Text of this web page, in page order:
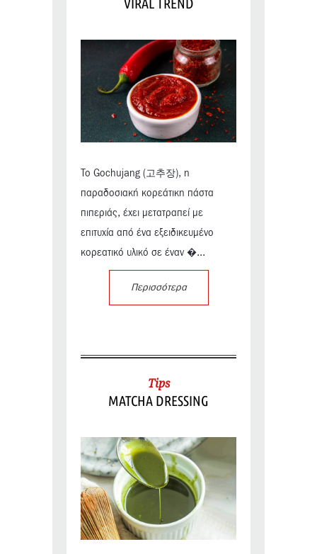
VIRAL TREND
Το Gochujang (고추장), η
παραδοσιακή κορεάτικη πάστα
πιπεριάς, έχει μετατραπεί με
επιτυχία από ένα εξειδικευμένο
κορεατικό υλικό σε έναν �...
Περισσότερα
Tips
MATCHA DRESSING